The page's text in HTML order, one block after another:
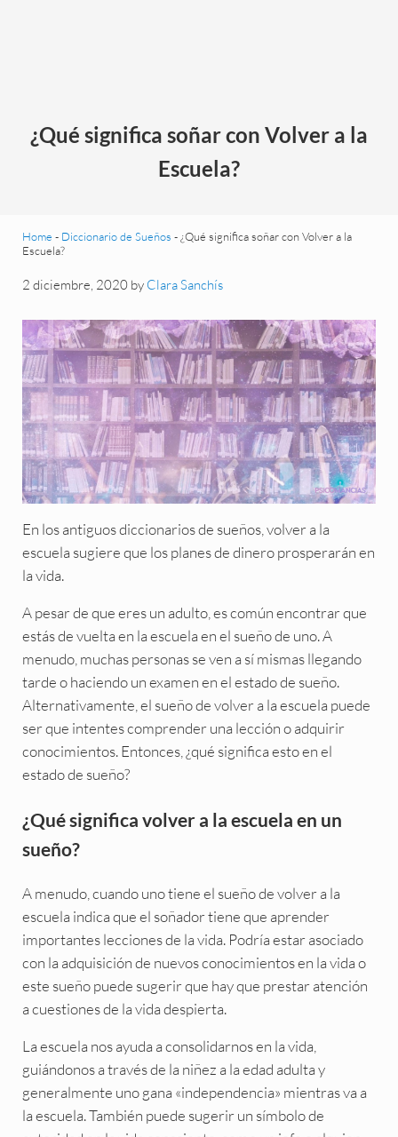
¿Qué significa soñar con Volver a la
Escuela?
Home - Diccionario de Sueños -¿Qué significa soñar con Volver a la
Escuela?
2 diciembre, 2020 by Clara Sanchís
En los antiguos diccionarios de sueños, volver a la
escuela sugiere que los planes de dinero prosperarán en
la vida.
A pesar de que eres un adulto, es común encontrar que
estás de vuelta en la escuela en el sueño de uno. A
menudo, muchas personas se ven a sí mismas llegando
tarde o haciendo un examen en el estado de sueño.
Alternativamente, el sueño de volver a la escuela puede
ser que intentes comprender una lección o adquirir
conocimientos. Entonces, ¿qué significa esto en el
estado de sueño?
¿Qué significa volver a la escuela en un
sueño?
A menudo, cuando uno tiene el sueño de volver a la
escuela indica que el soñador tiene que aprender
importantes lecciones de la vida. Podría estar asociado
con la adquisición de nuevos conocimientos en la vida o
este sueño puede sugerir que hay que prestar atención
a cuestiones de la vida despierta.
La escuela nos ayuda a consolidarnos en la vida,
guiándonos a través de la niñez a la edad adulta y
generalmente uno gana «independencia» mientras va a
la escuela. También puede sugerir un símbolo de